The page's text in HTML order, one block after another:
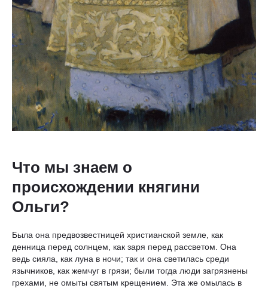
Что мы знаем о
происхождении княгини
Ольги?
Была она предвозвестницей христианской земле, как
денница перед солнцем, как заря перед рассветом. Она
ведь сияла, как луна в ночи; так и она светилась среди
язычников, как жемчуг в грязи; были тогда люди загрязнены
грехами, не омыты святым крещением. Эта же омылась в